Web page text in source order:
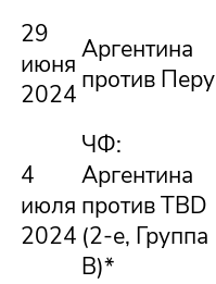
29
июня
2024
Аргентина
против Перу
4
июля
2024
ЧФ:
Аргентина
против TBD
(2-е, Группа
B)*